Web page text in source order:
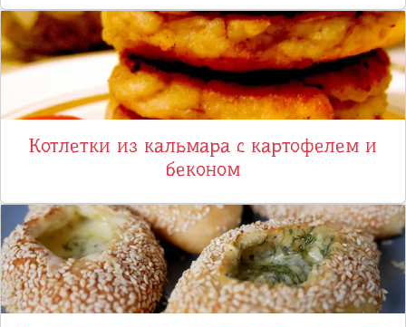
Котлетки из кальмара с картофелем и
беконом